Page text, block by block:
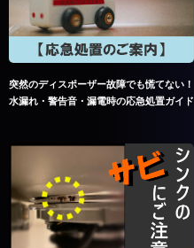
突然のディスポーザー故障でも慌てない！
水漏れ・警告音・漏電時の応急処置ガイド